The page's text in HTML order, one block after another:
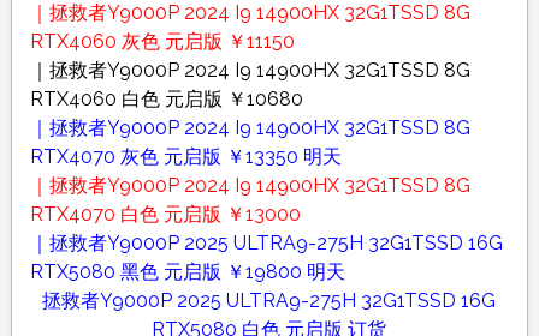
｜拯救者Y9000P 2024 I9 14900HX 32G1TSSD 8G
RTX4060 灰色 元启版 ￥11150
｜拯救者Y9000P 2024 I9 14900HX 32G1TSSD 8G
RTX4060 白色 元启版 ￥10680
｜拯救者Y9000P 2024 I9 14900HX 32G1TSSD 8G
RTX4070 灰色 元启版 ￥13350 明天
｜拯救者Y9000P 2024 I9 14900HX 32G1TSSD 8G
RTX4070 白色 元启版 ￥13000
｜拯救者Y9000P 2025 ULTRA9-275H 32G1TSSD 16G
RTX5080 黑色 元启版 ￥19800 明天
拯救者Y9000P 2025 ULTRA9-275H 32G1TSSD 16G
RTX5080 白色 元启版 订货